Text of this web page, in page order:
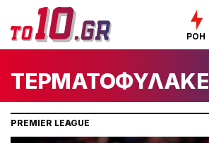
ΡΟΗ
PREMIER LEAGUE